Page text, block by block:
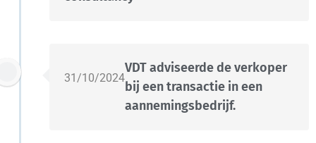
31/10/2024
VDT adviseerde de verkoper
bij een transactie in een
aannemingsbedrijf.